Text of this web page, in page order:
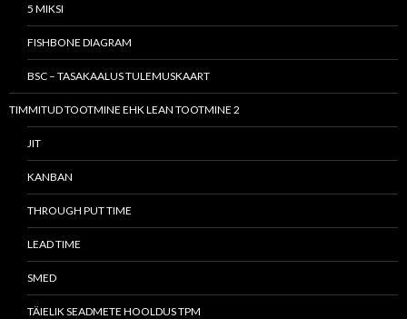
5 MIKSI
FISHBONE DIAGRAM
BSC – TASAKAALUS TULEMUSKAART
TIMMITUD TOOTMINE EHK LEAN TOOTMINE 2
JIT
KANBAN
THROUGH PUT TIME
LEAD TIME
SMED
TÄIELIK SEADMETE HOOLDUS TPM